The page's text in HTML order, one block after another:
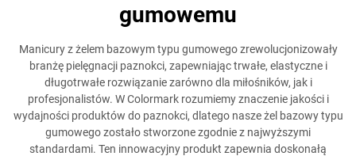
gumowemu
Manicury z żelem bazowym typu gumowego zrewolucjonizowały
branżę pielęgnacji paznokci, zapewniając trwałe, elastyczne i
długotrwałe rozwiązanie zarówno dla miłośników, jak i
profesjonalistów. W Colormark rozumiemy znaczenie jakości i
wydajności produktów do paznokci, dlatego nasze żel bazowy typu
gumowego zostało stworzone zgodnie z najwyższymi
standardami. Ten innowacyjny produkt zapewnia doskonałą